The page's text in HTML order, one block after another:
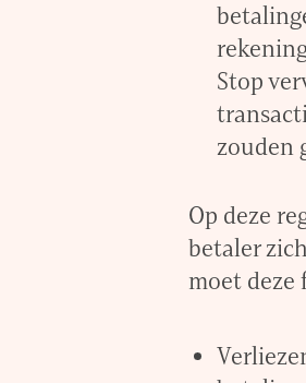
Stop
zouden
Op deze
betaler
moet deze